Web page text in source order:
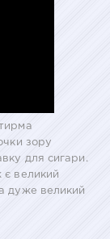
зору
для сигари.
є великий
дуже великий